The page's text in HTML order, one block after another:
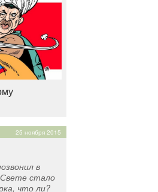
25 ноября 2015
в
стало
что ли?